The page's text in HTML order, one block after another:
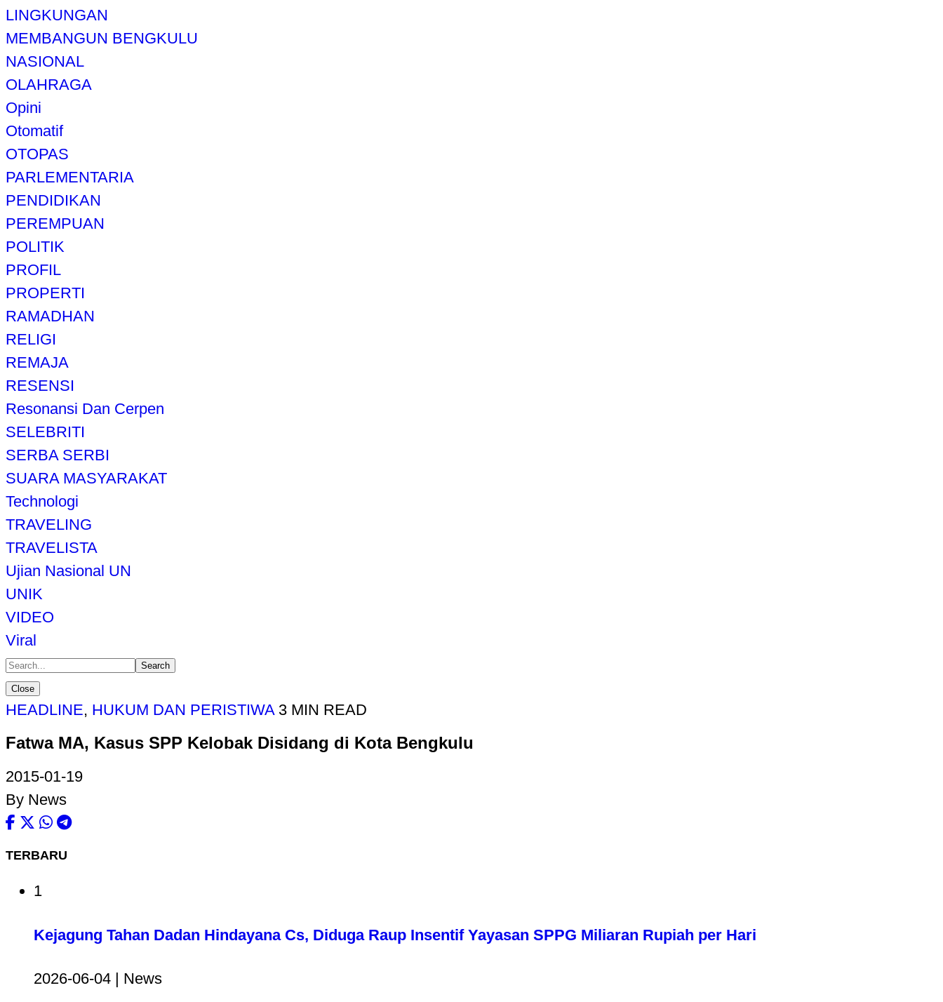
LINGKUNGAN
MEMBANGUN BENGKULU
NASIONAL
OLAHRAGA
Opini
Otomatif
OTOPAS
PARLEMENTARIA
PENDIDIKAN
PEREMPUAN
POLITIK
PROFIL
PROPERTI
RAMADHAN
RELIGI
REMAJA
RESENSI
Resonansi Dan Cerpen
SELEBRITI
SERBA SERBI
SUARA MASYARAKAT
Technologi
TRAVELING
TRAVELISTA
Ujian Nasional UN
UNIK
VIDEO
Viral
Search
Close
HEADLINE, HUKUM DAN PERISTIWA 3 MIN READ
Fatwa MA, Kasus SPP Kelobak Disidang di Kota Bengkulu
2015-01-19
By News
TERBARU
1
Kejagung Tahan Dadan Hindayana Cs, Diduga Raup Insentif Yayasan SPPG Miliaran Rupiah per Hari
2026-06-04 | News